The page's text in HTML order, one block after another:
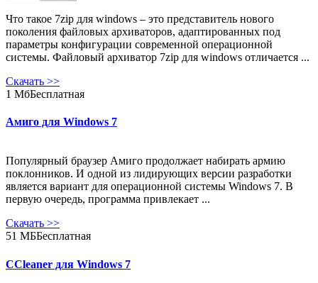
Что такое 7zip для windows – это представитель нового
поколения файловых архиваторов, адаптированных под
параметры конфигурации современной операционной
системы. Файловый архиватор 7zip для windows отличается ...
Скачать >>
1 МбБесплатная
Амиго для Windows 7
Популярный браузер Амиго продолжает набирать армию
поклонников. И одной из лидирующих версии разработки
является вариант для операционной системы Windows 7. В
первую очередь, программа привлекает ...
Скачать >>
51 МББесплатная
CCleaner для Windows 7